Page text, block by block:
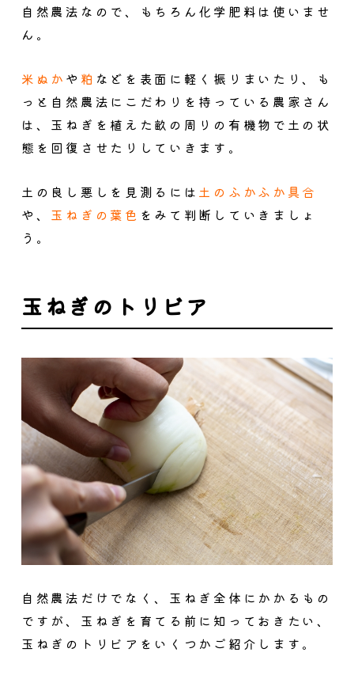
自然農法なので、もちろん化学肥料は使いませ
ん。
米ぬか や 粕 などを表面に軽く振りまいたり、も
っと自然農法にこだわりを持っている農家さん
は、玉ねぎを植えた畝の周りの有機物で土の状
態を回復させたりしていきます。
土の良し悪しを見測るには 土のふかふか具合
や、 玉ねぎの葉色 をみて判断していきましょ
う。
玉ねぎのトリビア
自然農法だけでなく、玉ねぎ全体にかかるもの
ですが、玉ねぎを育てる前に知っておきたい、
玉ねぎのトリビアをいくつかご紹介します。